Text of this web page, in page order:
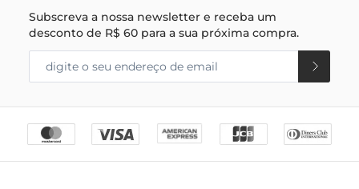
Subscreva a nossa newsletter e receba um
desconto de R$ 60 para a sua próxima compra.